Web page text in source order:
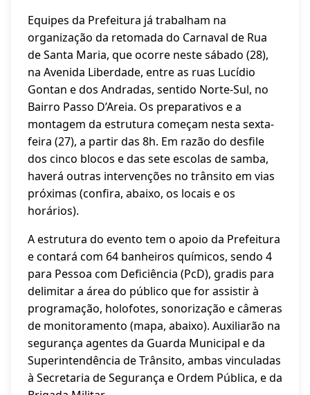
Equipes da Prefeitura já trabalham na
organização da retomada do Carnaval de Rua
de Santa Maria, que ocorre neste sábado (28),
na Avenida Liberdade, entre as ruas Lucídio
Gontan e dos Andradas, sentido Norte-Sul, no
Bairro Passo D’Areia. Os preparativos e a
montagem da estrutura começam nesta sexta-
feira (27), a partir das 8h. Em razão do desfile
dos cinco blocos e das sete escolas de samba,
haverá outras intervenções no trânsito em vias
próximas (confira, abaixo, os locais e os
horários).
A estrutura do evento tem o apoio da Prefeitura
e contará com 64 banheiros químicos, sendo 4
para Pessoa com Deficiência (PcD), gradis para
delimitar a área do público que for assistir à
programação, holofotes, sonorização e câmeras
de monitoramento (mapa, abaixo). Auxiliarão na
segurança agentes da Guarda Municipal e da
Superintendência de Trânsito, ambas vinculadas
à Secretaria de Segurança e Ordem Pública, e da